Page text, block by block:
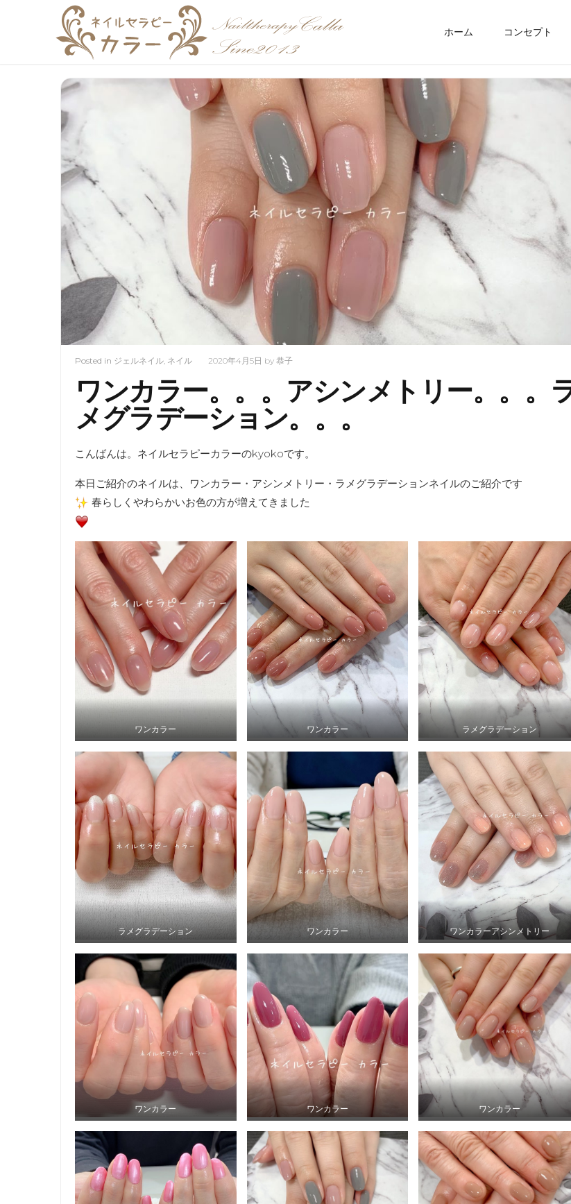
ホーム コンセプト
Posted in ジェルネイル, ネイル 2020年4月5日 by 恭子
ワンカラー。。。アシンメトリー。。。
メグラデーション。。。
こんばんは。ネイルセラピーカラーのkyokoです。
本日ご紹介のネイルは、ワンカラー・アシンメトリー・ラメグラデーションネイルのご紹介です
春らしくやわらかいお色の方が増えてきました
ワンカラー ワンカラー ラメグラデーション
ラメグラデーション ワンカラー ワンカラーアシンメトリー
ワンカラー ワンカラー ワンカラー